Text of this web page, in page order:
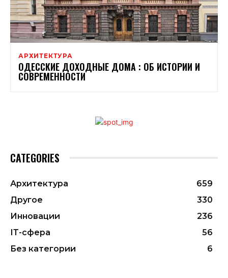
АРХИТЕКТУРА
ОДЕССКИЕ ДОХОДНЫЕ ДОМА : ОБ ИСТОРИИ И
СОВРЕМЕННОСТИ
CATEGORIES
Архитектура
659
Другое
330
Инновации
236
ІТ-сфера
56
Без категории
6